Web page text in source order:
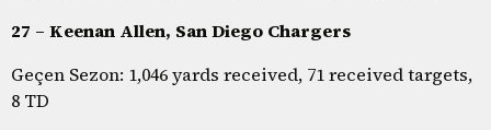
27 – Keenan Allen, San Diego Chargers
Geçen Sezon: 1,046 yards received, 71 received targets,
8 TD